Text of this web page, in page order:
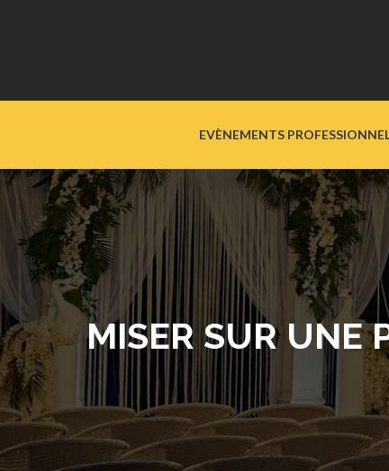
EVÈNEMENTS
MISER SUR UNE